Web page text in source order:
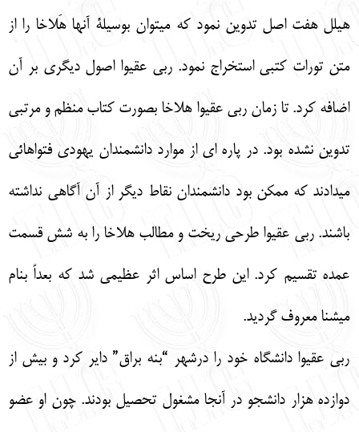
هيلل هفت اصل تدوين نمود كه ميتوان بوسيلة آنها هَلاخا را از
متن تورات كتبي استخراج نمود. ربي عقيوا اصول ديگري بر آن
اضافه كرد. تا زمان ربي عقيوا هلاخا بصورت كتاب منظم و مرتبي
تدوين نشده بود. در پاره اي از موارد دانشمندان يهودي فتواهائي
ميدادند كه ممكن بود دانشمندان نقاط ديگر از آن آگاهي نداشته
باشند. ربي عقيوا طرحي ريخت و مطالب هلاخا را به شش قسمت
عمده تقسيم كرد. اين طرح اساس اثر عظيمي شد كه بعداً بنام
ميشنا معروف گرديد.
ربي عقيوا دانشگاه خود را درشهر “بنه براق” داير كرد و بيش از
دوازده هزار دانشجو در آنجا مشغول تحصيل بودند. چون او عضو